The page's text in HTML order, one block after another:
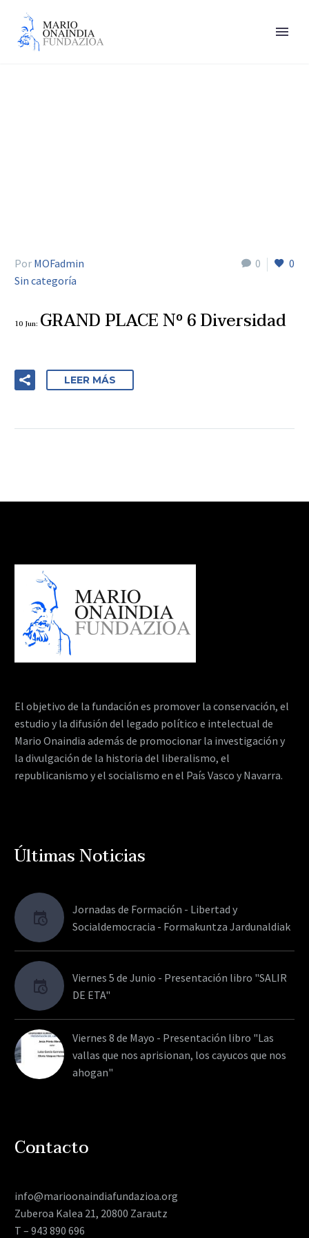
0 0
Por MOFadmin
Sin categoría
10 Jun: GRAND PLACE Nº 6 Diversidad
LEER MÁS
El objetivo de la fundación es promover la conservación, el
estudio y la difusión del legado político e intelectual de
Mario Onaindia además de promocionar la investigación y
la divulgación de la historia del liberalismo, el
republicanismo y el socialismo en el País Vasco y Navarra.
Últimas Noticias
Jornadas de Formación - Libertad y
Socialdemocracia - Formakuntza Jardunaldiak
Viernes 5 de Junio - Presentación libro "SALIR
DE ETA"
Viernes 8 de Mayo - Presentación libro "Las
vallas que nos aprisionan, los cayucos que nos
ahogan"
Contacto
info@marioonaindiafundazioa.org
Zuberoa Kalea 21, 20800 Zarautz
T – 943 890 696